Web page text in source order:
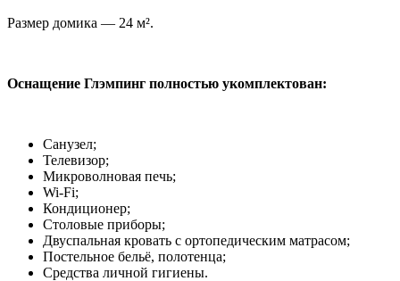
Размер домика — 24 м².
Оснащение Глэмпинг полностью укомплектован:
Санузел;
Телевизор;
Микроволновая печь;
Wi-Fi;
Кондиционер;
Столовые приборы;
Двуспальная кровать с ортопедическим матрасом;
Постельное бельё, полотенца;
Средства личной гигиены.